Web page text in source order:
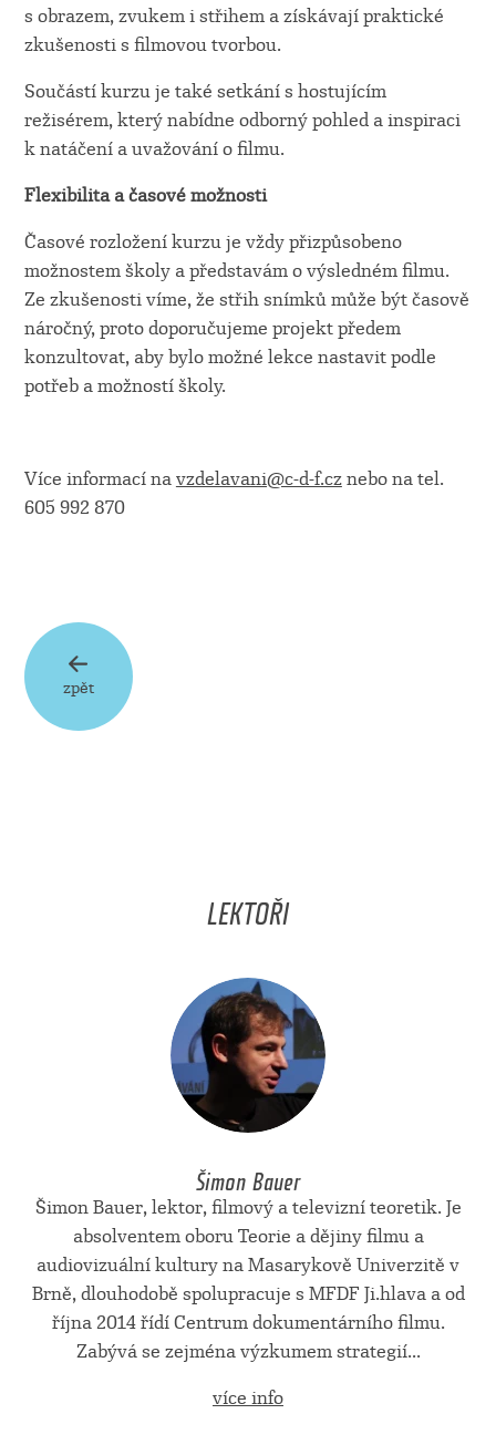
s obrazem, zvukem i střihem a získávají praktické
zkušenosti s filmovou tvorbou.
Součástí kurzu je také setkání s hostujícím
režisérem, který nabídne odborný pohled a inspiraci
k natáčení a uvažování o filmu.
Flexibilita a časové možnosti
Časové rozložení kurzu je vždy přizpůsobeno
možnostem školy a představám o výsledném filmu.
Ze zkušenosti víme, že střih snímků může být časově
náročný, proto doporučujeme projekt předem
konzultovat, aby bylo možné lekce nastavit podle
potřeb a možností školy.
Více informací na vzdelavani@c-d-f.cznebo na tel.
605 992 870
zpět
LEKTOŘI
Šimon Bauer
Šimon Bauer, lektor, filmový a televizní teoretik. Je
absolventem oboru Teorie a dějiny filmu a
audiovizuální kultury na Masarykově Univerzitě v
Brně, dlouhodobě spolupracuje s MFDF Ji.hlava a od
října 2014 řídí Centrum dokumentárního filmu.
Zabývá se zejména výzkumem strategií...
více info